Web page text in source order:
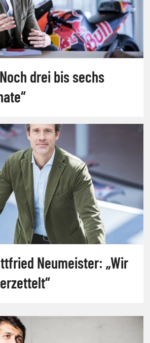
drei bis sechs
Neumeister: „Wir